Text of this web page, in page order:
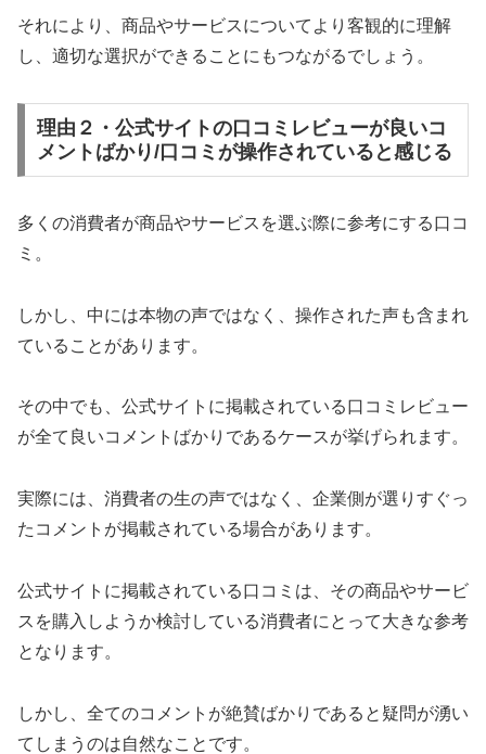
それにより、商品やサービスについてより客観的に理解
し、適切な選択ができることにもつながるでしょう。
理由２・公式サイトの口コミレビューが良いコ
メントばかり/口コミが操作されていると感じる
多くの消費者が商品やサービスを選ぶ際に参考にする口コ
ミ。
しかし、中には本物の声ではなく、操作された声も含まれ
ていることがあります。
その中でも、公式サイトに掲載されている口コミレビュー
が全て良いコメントばかりであるケースが挙げられます。
実際には、消費者の生の声ではなく、企業側が選りすぐっ
たコメントが掲載されている場合があります。
公式サイトに掲載されている口コミは、その商品やサービ
スを購入しようか検討している消費者にとって大きな参考
となります。
しかし、全てのコメントが絶賛ばかりであると疑問が湧い
てしまうのは自然なことです。